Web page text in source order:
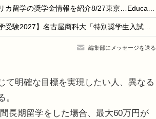
アメリカ留学の奨学金情報を紹介8/27東京…EducationUSA
【大学受験2027】名古屋商科大「特別奨学生入試」最大360万円給付
編集部にメッセージを送る
て明確な目標を実現したい人、異なる
長期留学をした場合、最大60万円が